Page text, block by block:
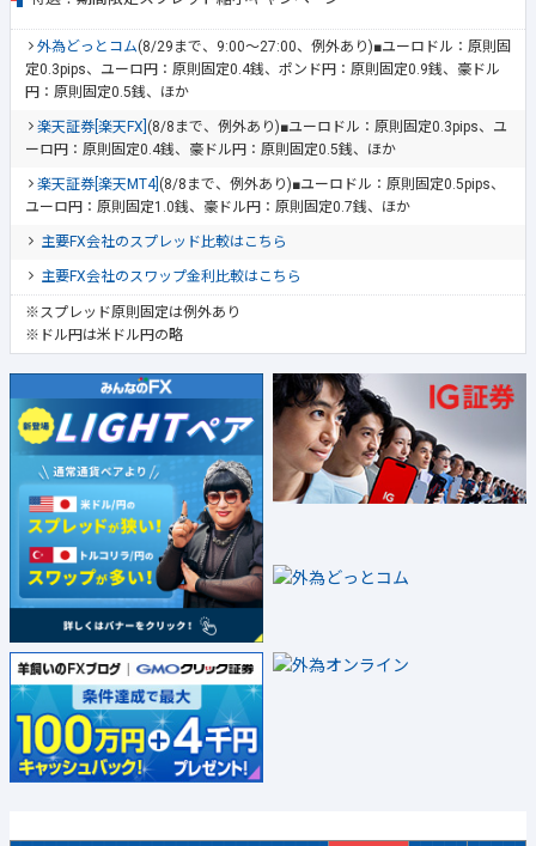
外為どっとコム(8/29まで、9:00～27:00、例外あり)■ユーロドル：原則固
定0.3pips、ユーロ円：原則固定0.4銭、ポンド円：原則固定0.9銭、豪ドル
円：原則固定0.5銭、ほか
楽天証券[楽天FX] (8/8まで、例外あり)■ユーロドル：原則固定0.3pips、ユ
ーロ円：原則固定0.4銭、豪ドル円：原則固定0.5銭、ほか
楽天証券[楽天MT4] (8/8まで、例外あり)■ユーロドル：原則固定0.5pips、
ユーロ円：原則固定1.0銭、豪ドル円：原則固定0.7銭、ほか
主要FX会社のスプレッド比較はこちら
主要FX会社のスワップ金利比較はこちら
※スプレッド原則固定は例外あり
※ドル円は米ドル円の略